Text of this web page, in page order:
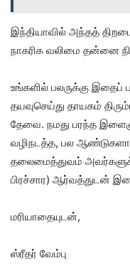
இந்தியாவில் அந்தத்
நாகரிக வலிமை தன்னை
உங்களில் பலருக்கு இதைப்
தயவுசெய்து தாயகம்
தேவை. நமது பரந்த
வழிநடத்த, பல
தலைமைத்துவம்
பிரச்சார) ஆர்வத்துடன்
மரியாதையுடன்,
ஸ்ரீதர் வேம்பு